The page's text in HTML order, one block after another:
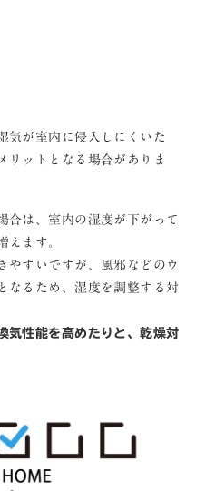
気が室内に侵入しにくいた
リットとなる場合がありま
合は、室内の湿度が下がって
えます。
やすいですが、風邪などのウ
なるため、湿度を調整する対
気性能を高めたりと、乾燥対